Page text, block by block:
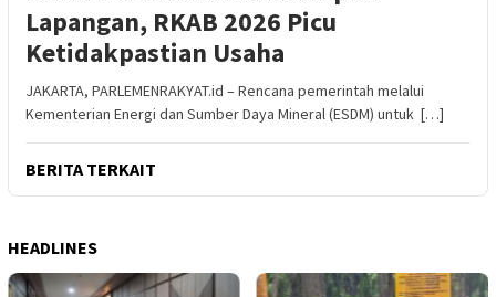
Lapangan, RKAB 2026 Picu
Ketidakpastian Usaha
JAKARTA, PARLEMENRAKYAT.id – Rencana pemerintah melalui
Kementerian Energi dan Sumber Daya Mineral (ESDM) untuk […]
BERITA TERKAIT
HEADLINES